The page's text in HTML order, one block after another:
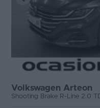
Volkswagen Arteon